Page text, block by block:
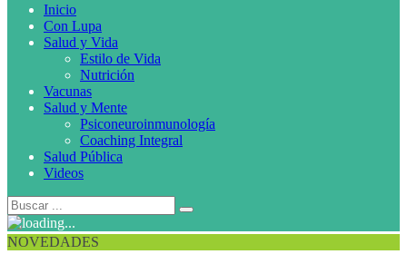
Inicio
Con Lupa
Salud y Vida
Estilo de Vida
Nutrición
Vacunas
Salud y Mente
Psiconeuroinmunología
Coaching Integral
Salud Pública
Videos
NOVEDADES